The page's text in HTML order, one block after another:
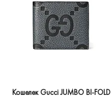
Кошелек Gucci JUMBO BI-FOLD